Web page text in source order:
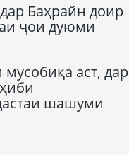
Баҳрайн доир
ҷои дуюми
аст, дар
шашуми